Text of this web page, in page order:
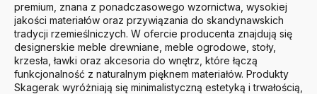
premium, znana z ponadczasowego wzornictwa, wysokiej
jakości materiałów oraz przywiązania do skandynawskich
tradycji rzemieślniczych. W ofercie producenta znajdują się
designerskie meble drewniane, meble ogrodowe, stoły,
krzesła, ławki oraz akcesoria do wnętrz, które łączą
funkcjonalność z naturalnym pięknem materiałów. Produkty
Skagerak wyróżniają się minimalistyczną estetyką i trwałością,